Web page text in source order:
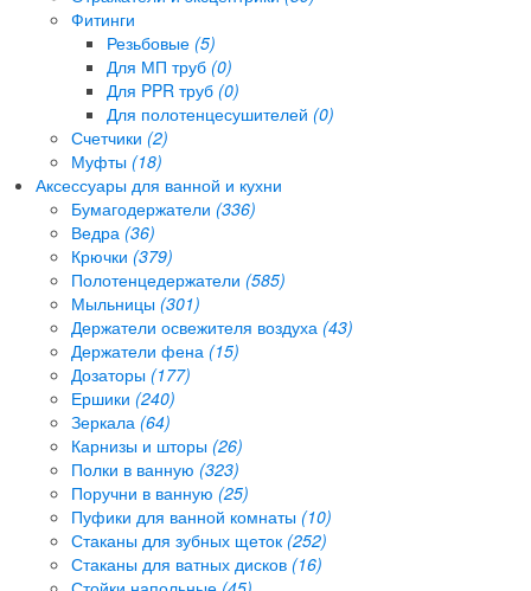
Фитинги
Резьбовые (5)
Для МП труб (0)
Для PPR труб (0)
Для полотенцесушителей (0)
Счетчики (2)
Муфты (18)
Аксессуары для ванной и кухни
Бумагодержатели (336)
Ведра (36)
Крючки (379)
Полотенцедержатели (585)
Мыльницы (301)
Держатели освежителя воздуха (43)
Держатели фена (15)
Дозаторы (177)
Ершики (240)
Зеркала (64)
Карнизы и шторы (26)
Полки в ванную (323)
Поручни в ванную (25)
Пуфики для ванной комнаты (10)
Стаканы для зубных щеток (252)
Стаканы для ватных дисков (16)